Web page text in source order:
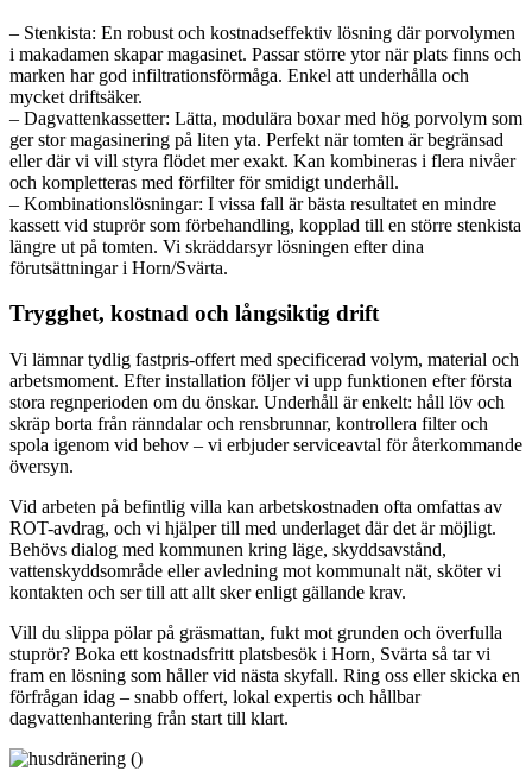
– Stenkista: En robust och kostnadseffektiv lösning där porvolymen
i makadamen skapar magasinet. Passar större ytor när plats finns och
marken har god infiltrationsförmåga. Enkel att underhålla och
mycket driftsäker.
– Dagvattenkassetter: Lätta, modulära boxar med hög porvolym som
ger stor magasinering på liten yta. Perfekt när tomten är begränsad
eller där vi vill styra flödet mer exakt. Kan kombineras i flera nivåer
och kompletteras med förfilter för smidigt underhåll.
– Kombinationslösningar: I vissa fall är bästa resultatet en mindre
kassett vid stuprör som förbehandling, kopplad till en större stenkista
längre ut på tomten. Vi skräddarsyr lösningen efter dina
förutsättningar i Horn/Svärta.
Trygghet, kostnad och långsiktig drift
Vi lämnar tydlig fastpris-offert med specificerad volym, material och
arbetsmoment. Efter installation följer vi upp funktionen efter första
stora regnperioden om du önskar. Underhåll är enkelt: håll löv och
skräp borta från ränndalar och rensbrunnar, kontrollera filter och
spola igenom vid behov – vi erbjuder serviceavtal för återkommande
översyn.
Vid arbeten på befintlig villa kan arbetskostnaden ofta omfattas av
ROT-avdrag, och vi hjälper till med underlaget där det är möjligt.
Behövs dialog med kommunen kring läge, skyddsavstånd,
vattenskyddsområde eller avledning mot kommunalt nät, sköter vi
kontakten och ser till att allt sker enligt gällande krav.
Vill du slippa pölar på gräsmattan, fukt mot grunden och överfulla
stuprör? Boka ett kostnadsfritt platsbesök i Horn, Svärta så tar vi
fram en lösning som håller vid nästa skyfall. Ring oss eller skicka en
förfrågan idag – snabb offert, lokal expertis och hållbar
dagvattenhantering från start till klart.